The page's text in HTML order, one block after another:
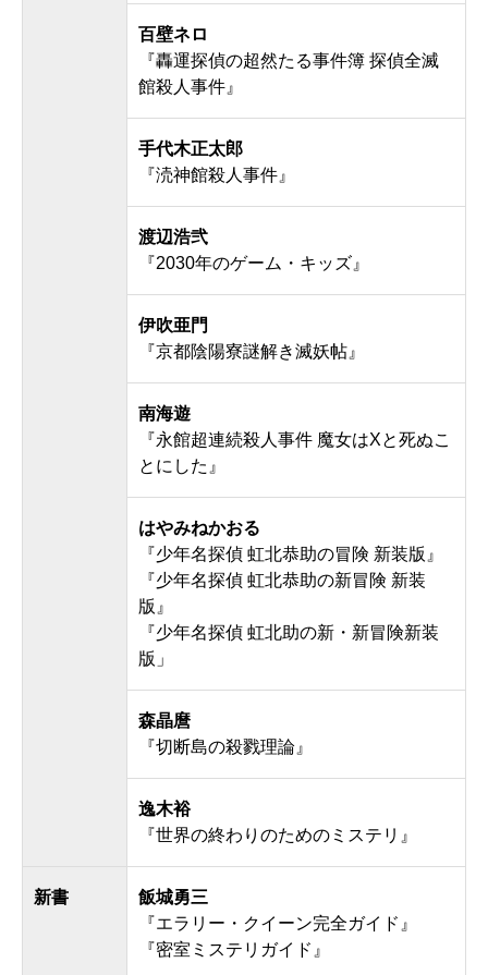
百壁ネロ
『轟運探偵の超然たる事件簿 探偵全滅
館殺人事件』
手代木正太郎
『涜神館殺人事件』
渡辺浩弐
『2030年のゲーム・キッズ』
伊吹亜門
『京都陰陽寮謎解き滅妖帖』
南海遊
『永館超連続殺人事件 魔女はXと死ぬこ
とにした』
はやみねかおる
『少年名探偵 虹北恭助の冒険 新装版』
『少年名探偵 虹北恭助の新冒険 新装
版』
『少年名探偵 虹北助の新・新冒険新装
版」
森晶麿
『切断島の殺戮理論』
逸木裕
『世界の終わりのためのミステリ』
新書
飯城勇三
『エラリー・クイーン完全ガイド』
『密室ミステリガイド』